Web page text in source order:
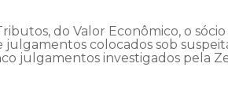
do Valor Econômico, o sócio
colocados sob
julgamentos investigados pela